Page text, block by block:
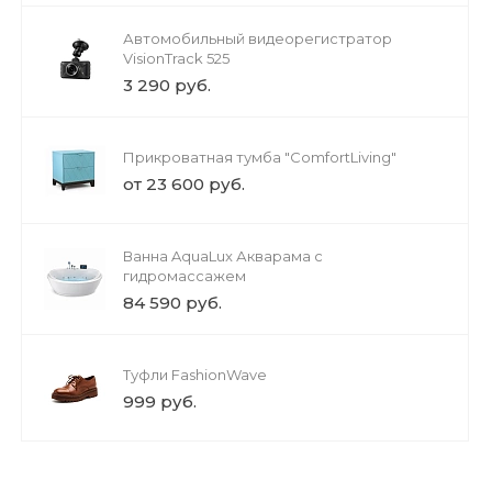
Автомобильный видеорегистратор
VisionTrack 525
3 290 руб.
Прикроватная тумба "ComfortLiving"
от 23 600 руб.
Ванна AquaLux Акварама с
гидромассажем
84 590 руб.
Туфли FashionWave
999 руб.